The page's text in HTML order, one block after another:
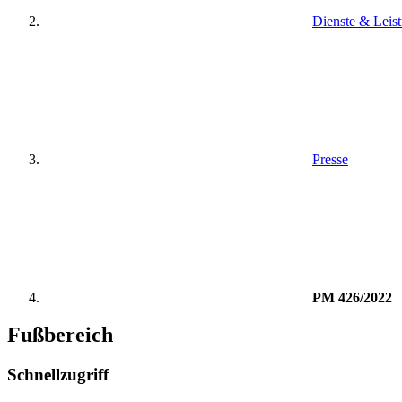
Dienste &
Presse
PM 426/2022
Fußbereich
Schnellzugriff